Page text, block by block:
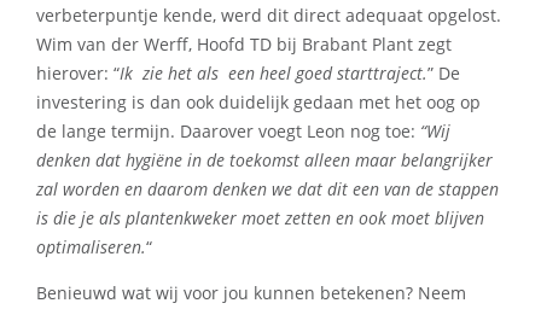
verbeterpuntje kende, werd dit direct adequaat opgelost.
Wim van der Werff, Hoofd TD bij Brabant Plant zegt
hierover: “Ik zie het als een heel goed starttraject.” De
investering is dan ook duidelijk gedaan met het oog op
de lange termijn. Daarover voegt Leon nog toe: “Wij
denken dat hygiëne in de toekomst alleen maar belangrijker
zal worden en daarom denken we dat dit een van de stappen
is die je als plantenkweker moet zetten en ook moet blijven
optimaliseren.“
Benieuwd wat wij voor jou kunnen betekenen? Neem